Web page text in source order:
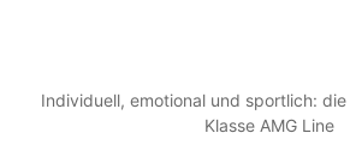
Individuell, emotional und sportlich:
Klasse AMG Line